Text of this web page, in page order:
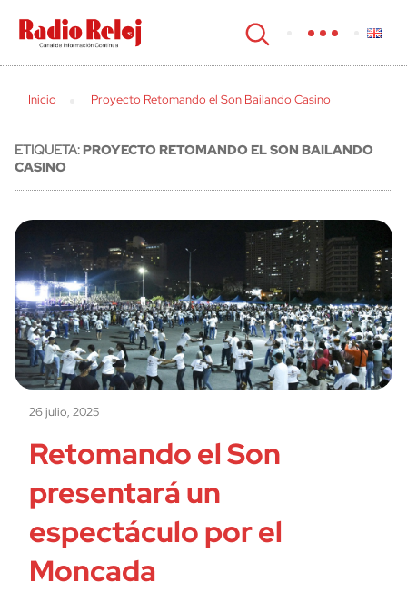
cerrar
Inicio Proyecto Retomando el Son Bailando Casino
ETIQUETA:PROYECTO RETOMANDO EL SON BAILANDO
CASINO
26 julio, 2025
Retomando el Son
presentará un
espectáculo por el
Moncada